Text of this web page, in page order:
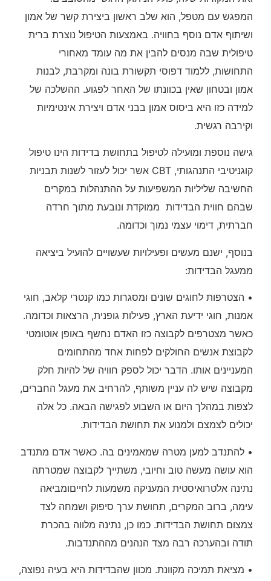
המפגש עם מטפל, הוא שלב ראשון ביצירת קשר של אמון
ושיתוף אדם נוסף בחוויה. באמצעות הטיפול נוצרת ברית
טיפולית שבה מנסים להבין את מה עומד מאחורי
התחושות, ללמוד דפוסי תקשורת בונה ומקרבת, לבנות
אמון ובטחון שאין בכוונתו של האחר לפגוע. ההשלכה של
למידה כזו היא ביסוס אמון בבני אדם ויצירת אינטימיות
וקירבה רגשית.
גישה נוספת ומועילה לטיפול בתחושת בדידות הינו טיפול
קוגניטיבי התנהגותי, CBT אשר יכול לעזור לשנות תבניות
החשיבה שליליות המשפיעות על ההתנהלות במקרים
שבהם חווית הבדידות ממוקדת ונובעת מתוך חרדה
חברתית, דימוי עצמי נמוך וכדומה.
בנוסף, ישנם מעשים ופעילויות שעשויים להועיל ביציאה
ממעגל הבדידות:
• הצטרפות לחוגים שונים ומסגרות כמו קנטרי קלאב, חוגי
אמנות, חוגי ידיעת הארץ, פעילות גופנית, הרצאות וכדומה.
כאשר מצטרפים לקבוצה כזו האדם נחשף באופן אוטומטי
לקבוצת אנשים החולקים לפחות אחד מהתחומים
המעניינים אותו. הדבר יכול לספק חוויה של להיות חלק
מקבוצה שיש לה עניין משותף, להרחיב את מעגל החברים,
לצפות במהלך היום או השבוע לפגישה הבאה. כל אלה
יכולים לצמצם ולמנוע את תחושת הבדידות.
• להתנדב למען מטרה שמאמינים בה. כאשר אדם מתנדב
הוא עושה מעשה טוב וחיובי, משתייך לקבוצה שמטרתה
נתינה אלטרואיסטית המעניקה משמעות לחייםומביאה
עימה, ברוב המקרים, תחושת ערך סיפוק ושמחה לצד
צמצום תחושת הבדידות. כמו כן, נתינה מלווה בהכרת
תודה ובהערכה רבה מצד הנהנים מההתנדבות.
• מציאת תמיכה מקוונת. מכוון שהבדידות היא בעיה נפוצה,